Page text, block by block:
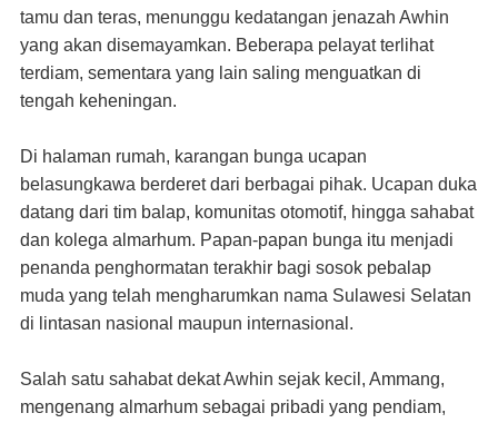
tamu dan teras, menunggu kedatangan jenazah Awhin
yang akan disemayamkan. Beberapa pelayat terlihat
terdiam, sementara yang lain saling menguatkan di
tengah keheningan.
Di halaman rumah, karangan bunga ucapan
belasungkawa berderet dari berbagai pihak. Ucapan duka
datang dari tim balap, komunitas otomotif, hingga sahabat
dan kolega almarhum. Papan-papan bunga itu menjadi
penanda penghormatan terakhir bagi sosok pebalap
muda yang telah mengharumkan nama Sulawesi Selatan
di lintasan nasional maupun internasional.
Salah satu sahabat dekat Awhin sejak kecil, Ammang,
mengenang almarhum sebagai pribadi yang pendiam,